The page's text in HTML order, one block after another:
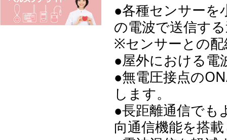
●各種センサーを
の電波で送信す
※センサーとの
●屋外における電
●無電圧接点の
します。
●長距離通信でも
向通信機能を搭